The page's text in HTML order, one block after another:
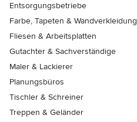
Entsorgungsbetriebe
Farbe, Tapeten & Wandverkleidung
Fliesen & Arbeitsplatten
Gutachter & Sachverständige
Maler & Lackierer
Planungsbüros
Tischler & Schreiner
Treppen & Geländer